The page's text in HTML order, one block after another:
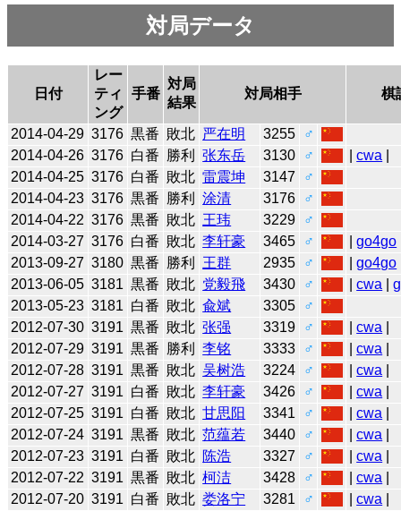
対局データ
日付
レー
ティ
ング
手番
対局
結果
対局相手 棋
2014-04-29 3176 黒番 敗北 严在明 3255
♂
2014-04-26 3176 白番 勝利 张东岳 3130 ♂ |cwa
2014-04-25 3176 白番 敗北 雷震坤 3147
♂
2014-04-23 3176 黒番 勝利 涂清 3176
♂
2014-04-22 3176 黒番 敗北 王玮 3229
♂
2014-03-27 3176 白番 敗北 李轩豪 3465 ♂ |go4go
2013-09-27 3180 黒番 勝利 王群 2935 ♂ |go4go
2013-06-05 3181 黒番 敗北 党毅飛 3430 ♂ |cwa |
2013-05-23 3181 白番 敗北 兪斌 3305
♂
2012-07-30 3191 黒番 敗北 张强 3319 ♂ |cwa
2012-07-29 3191 黒番 勝利 李铭 3333 ♂ |cwa
2012-07-28 3191 黒番 敗北 吴树浩 3224 ♂ |cwa
2012-07-27 3191 白番 敗北 李轩豪 3426 ♂ |cwa
2012-07-25 3191 白番 敗北 甘思阳 3341 ♂ |cwa
2012-07-24 3191 黒番 敗北 范蕴若 3440 ♂ |cwa
2012-07-23 3191 白番 敗北 陈浩 3327 ♂ |cwa
2012-07-22 3191 黒番 敗北 柯洁 3428 ♂ |cwa
2012-07-20 3191 白番 敗北 娄洛宁 3281 ♂ |cwa